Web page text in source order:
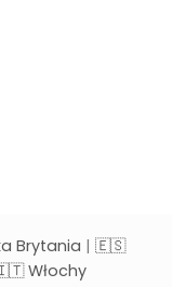
Brytania | 🇪🇸
Włochy